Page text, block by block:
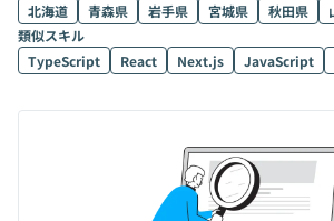
北海道
青森県 岩手県 宮城県 秋田県
類似スキル
TypeScript
React Next.js JavaScript